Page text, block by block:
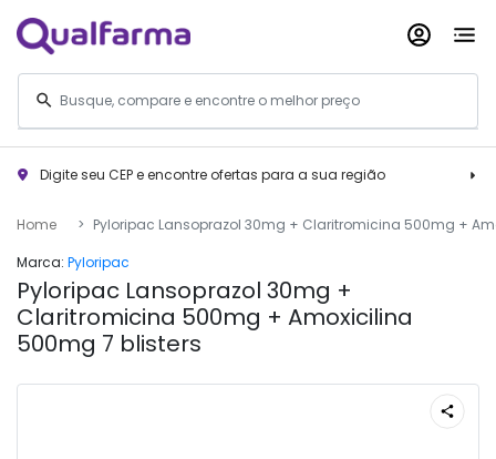
Digite seu CEP e encontre ofertas para a sua região
Home
Pyloripac Lansoprazol 30mg + Claritromicina 500mg +
Marca: Pyloripac
Pyloripac Lansoprazol 30mg +
Claritromicina 500mg + Amoxicilina
500mg 7 blisters